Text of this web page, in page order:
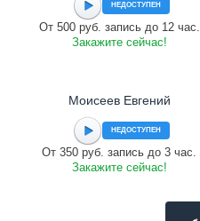
НЕДОСТУПЕН
От 500 руб. запись до 12 час.
Закажите сейчас!
Моисеев Евгений
НЕДОСТУПЕН
От 350 руб. запись до 3 час.
Закажите сейчас!